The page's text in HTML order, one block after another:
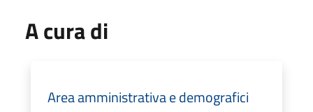
A cura di
Area amministrativa e demografici